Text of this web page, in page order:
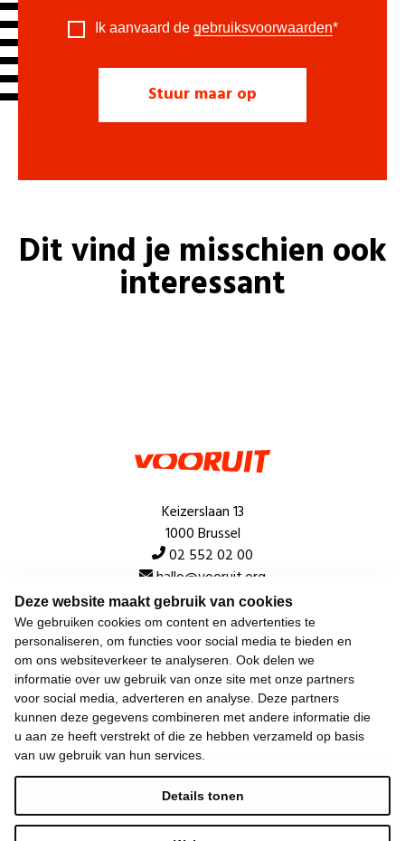
Deze website maakt gebruik van cookies
We gebruiken cookies om content en advertenties te
personaliseren, om functies voor social media te bieden en
om ons websiteverkeer te analyseren. Ook delen we
informatie over uw gebruik van onze site met onze partners
voor social media, adverteren en analyse. Deze partners
kunnen deze gegevens combineren met andere informatie die
u aan ze heeft verstrekt of die ze hebben verzameld op basis
van uw gebruik van hun services.
Details tonen
Ik aanvaard de gebruiksvoorwaarden*
Dit vind je misschien ook
interessant
Keizerslaan 13
1000 Brussel
02 552 02 00
hallo@vooruit.org
Snel
Over de beweging
Algemeen
Laatste nieuws